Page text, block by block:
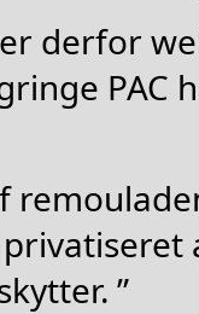
derfor
PAC
”